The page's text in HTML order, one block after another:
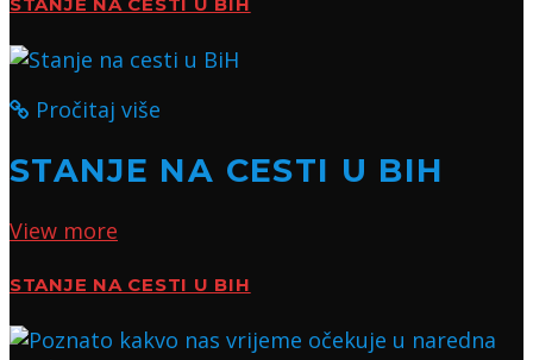
STANJE NA CESTI U BIH
Pročitaj više
STANJE NA CESTI U BIH
View more
STANJE NA CESTI U BIH